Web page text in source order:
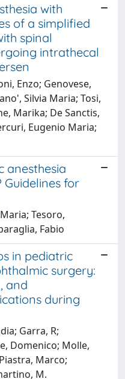
with
of a simplified
spinal
intrathecal
Enzo; Genovese,
Silvia Maria; Tosi,
Marika; De Sanctis,
Eugenio Maria;
anesthesia
Guidelines for
Tesoro,
Fabio
in pediatric
surgery:
and
during
Garra, R;
Domenico; Molle,
Marco;
M.